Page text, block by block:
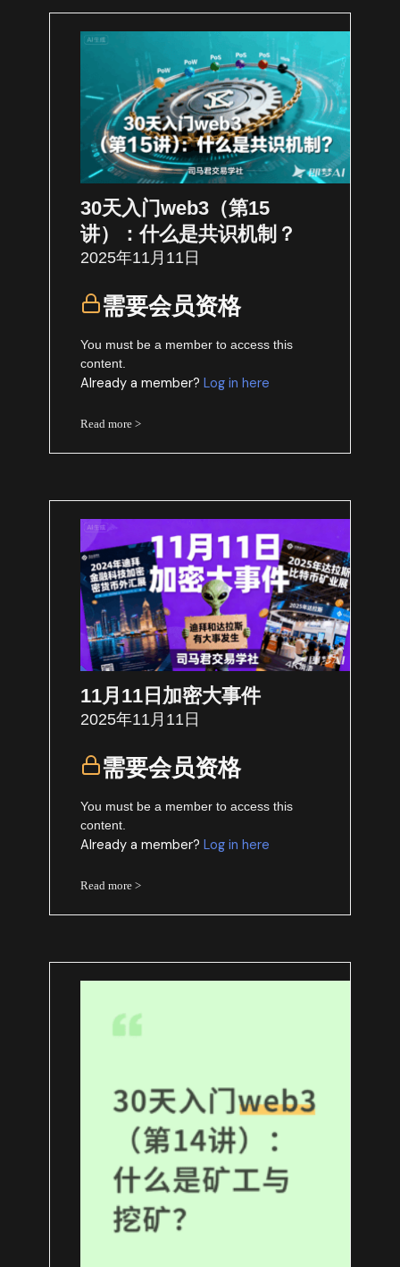
30天入门web3（第15
讲）：什么是共识机制？
2025年11月11日
需要会员资格
You must be a member to access this
content.
Already a member?Log in here
Read more >
11月11日加密大事件
2025年11月11日
需要会员资格
You must be a member to access this
content.
Already a member?Log in here
Read more >